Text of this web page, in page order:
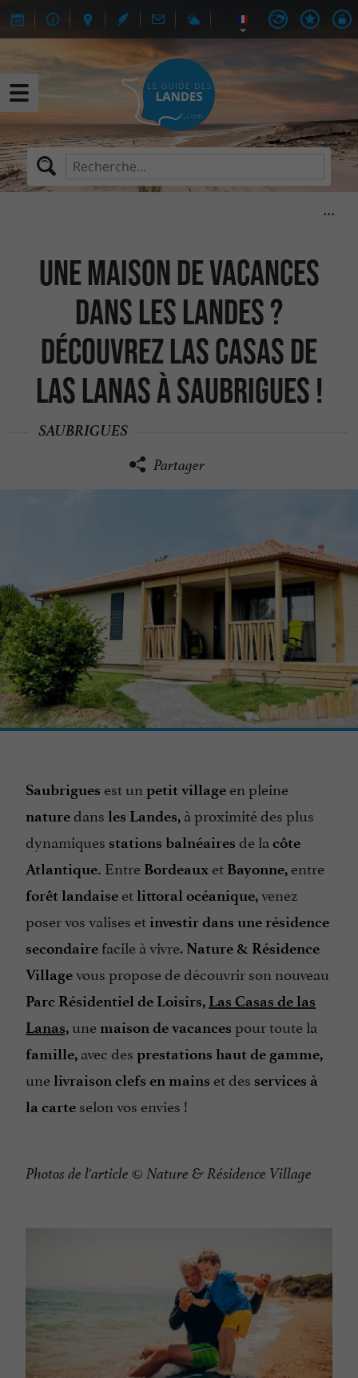
Une maison de vacances
dans les Landes ?
Découvrez Las Casas de
las Lanas à Saubrigues !
SAUBRIGUES
Partager
Saubrigues est un petit village en pleine
naturedans les Landes, à proximité des plus
dynamiques stations balnéaires de la côte
Atlantique. Entre Bordeaux et Bayonne, entre
forêt landaise etlittoral océanique,venez
poser vos valises etinvestir dans une résidence
secondaire facile à vivre. Nature & Résidence
Villagevous propose de découvrir son nouveau
Parc Résidentiel de Loisirs, Las Casas de las
Lanas, une maison de vacances pour toute la
famille, avec des prestations haut de gamme,
unelivraison clefs en mains et des services à
la carte selon vos envies !
Photos de l'article © Nature & Résidence Village